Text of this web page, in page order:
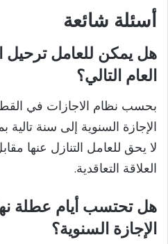
أسئلة شائعة
هل يمكن للعامل ترحيل
العام التالي؟
بحسب نظام الاجازات في
الإجازة السنوية إلى سنة
لا يحق للعامل التنازل عنها
العلاقة التعاقدية.
هل تحتسب أيام عطلة
الإجازة السنوية؟